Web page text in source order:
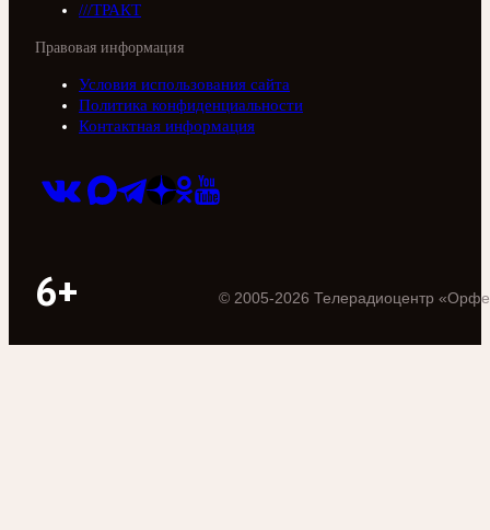
///ТРАКТ
Правовая информация
Условия использования сайта
Политика конфиденциальности
Контактная информация
6+ © 2005-2026 Телерадиоцентр